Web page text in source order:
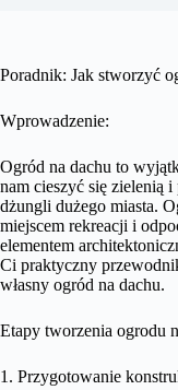
Poradnik: Jak stworzyć
Wprowadzenie:
Ogród na dachu to
nam cieszyć się zielenią
dżungli dużego miasta.
miejscem rekreacji i
elementem
Ci praktyczny
własny ogród na dachu.
Etapy tworzenia ogrodu
1. Przygotowanie